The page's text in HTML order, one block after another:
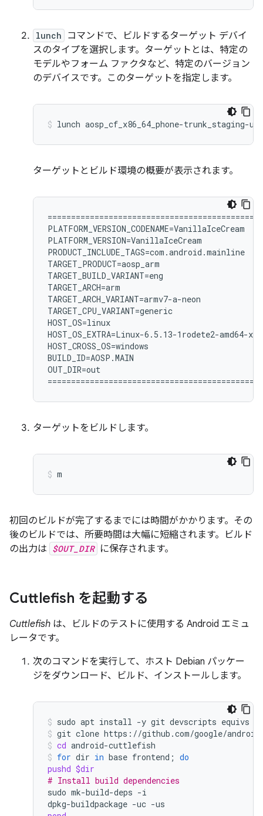
lunch
コマンドで、ビルドするターゲット デバイ
スのタイプを選択します。 ターゲットとは、特定の
モデルやフォーム ファクタなど、特定のバージョン
のデバイスです。このターゲットを指定します。
lunch aosp_cf_x86_64_phone-trunk_staging-
ターゲットとビルド環境の概要が表示されます。
============================================
PLATFORM_VERSION_CODENAME=VanillaIceCream
PLATFORM_VERSION=VanillaIceCream
PRODUCT_INCLUDE_TAGS=com.android.mainline
TARGET_PRODUCT=aosp_arm
TARGET_BUILD_VARIANT=eng
TARGET_ARCH=arm
TARGET_ARCH_VARIANT=armv7-a-neon
TARGET_CPU_VARIANT=generic
HOST_OS=linux
HOST_OS_EXTRA=Linux-6.5.13-1rodete2-amd64-
HOST_CROSS_OS=windows
BUILD_ID=AOSP.MAIN
OUT_DIR=out
ターゲットをビルドします。
m
初回のビルドが完了するまでには時間がかかります。その
後のビルドでは、所要時間は大幅に短縮されます。ビルド
の出力は $OUT_DIR に保存されます。
Cuttlefish を起動する
Cuttlefish は、ビルドのテストに使用する Android エミュ
レータです。
次のコマンドを実行して、ホスト Debian パッケー
ジをダウンロード、ビルド、インストールします。
sudo apt install -y git devscripts equivs
git clone https://github.com/google/
cd android-cuttlefish
for dir in base frontend ; do
pushd $dir
# Install build dependencies
sudo mk-build-deps -i
dpkg-buildpackage -uc